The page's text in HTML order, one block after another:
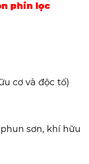
phin lọc
cơ và độc tố)
sơn, khí hữu